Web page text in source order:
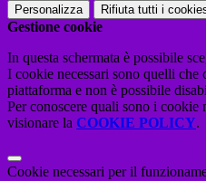
Personalizza Rifiuta tutti i
Gestione cookie
In questa schermata è possibile
I cookie necessari sono quelli
piattaforma e non è possibile
Per conoscere quali sono i cookie
visionare la COOKIE POLICY.
Cookie necessari per il